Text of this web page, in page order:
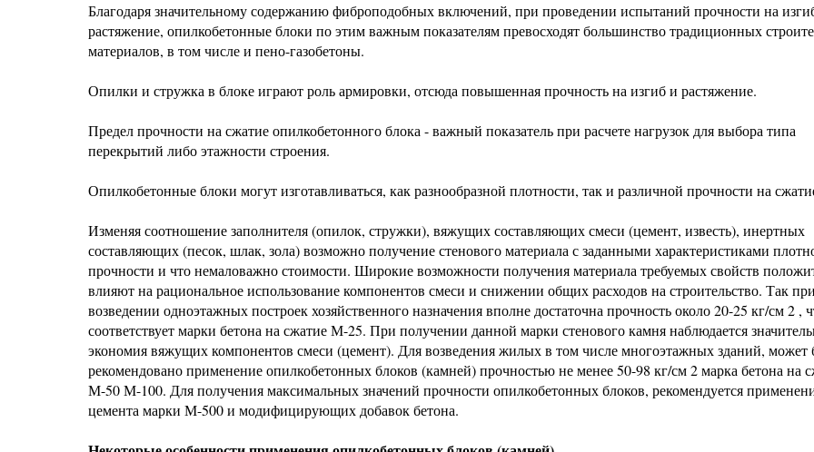
Благодаря значительному содержанию фиброподобных включений, при проведении испытаний прочности на
растяжение, опилкобетонные блоки по этим важным показателям превосходят большинство традиционных
материалов, в том числе и пено-газобетоны.
Опилки и стружка в блоке играют роль армировки, отсюда повышенная прочность на изгиб и растяжение.
Предел прочности на сжатие опилкобетонного блока - важный показатель при расчете нагрузок для выбора типа
перекрытий либо этажности строения.
Опилкобетонные блоки могут изготавливаться, как разнообразной плотности, так и различной прочности на
Изменяя соотношение заполнителя (опилок, стружки), вяжущих составляющих смеси (цемент, известь), инертных
составляющих (песок, шлак, зола) возможно получение стенового материала с заданными характеристиками
прочности и что немаловажно стоимости. Широкие возможности получения материала требуемых свойств
влияют на рациональное использование компонентов смеси и снижении общих расходов на строительство. Так при
возведении одноэтажных построек хозяйственного назначения вполне достаточна прочность около 20-25 кг/см 2 ,
соответствует марки бетона на сжатие М-25. При получении данной марки стенового камня наблюдается
экономия вяжущих компонентов смеси (цемент). Для возведения жилых в том числе многоэтажных зданий, может
рекомендовано применение опилкобетонных блоков (камней) прочностью не менее 50-98 кг/см 2 марка бетона на
М-50 М-100. Для получения максимальных значений прочности опилкобетонных блоков, рекомендуется
цемента марки М-500 и модифицирующих добавок бетона.